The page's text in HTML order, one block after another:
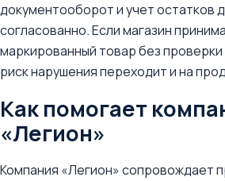
документооборот и учет остатков
согласованно. Если магазин
маркированный товар без проверки
риск нарушения переходит и на
Как помогает
«Легион»
Компания «Легион» сопровождает